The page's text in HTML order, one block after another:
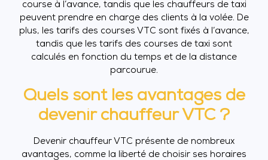
course à l’avance, tandis que les chauffeurs de taxi
peuvent prendre en charge des clients à la volée. De
plus, les tarifs des courses VTC sont fixés à l’avance,
tandis que les tarifs des courses de taxi sont
calculés en fonction du temps et de la distance
parcourue.
Quels sont les avantages de
devenir chauffeur VTC ?
Devenir chauffeur VTC présente de nombreux
avantages, comme la liberté de choisir ses horaires